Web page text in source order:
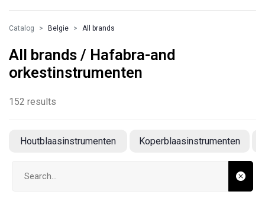
Catalog Belgie All brands
All brands / Hafabra-and
orkestinstrumenten
152 results
Houtblaasinstrumenten Koperblaasinstrumenten